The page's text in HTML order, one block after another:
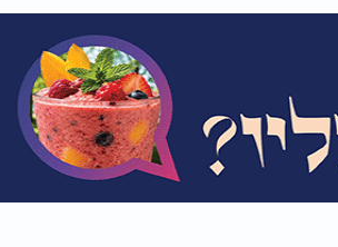
והסתבר לי שלא כך הדבר כלל. זו
ודווקא באמצע ההקלטה הופיעו
סובבו שהמילים יישמעו אליי דווקא
להזכיר שם שמים בלי כיסוי ראש?".
לא הייתה דרשה, זו הייתה פנייה